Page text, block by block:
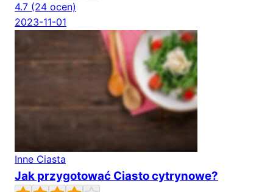
4.7 (24 ocen)
2023-11-01
Inne Ciasta
Jak przygotować Ciasto cytrynowe?